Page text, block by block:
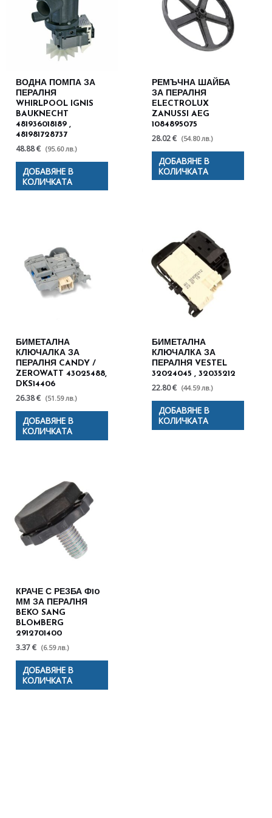
ВОДНА ПОМПА ЗА
ПЕРАЛНЯ
WHIRLPOOL IGNIS
BAUKNECHT
481936018189 ,
481981728737
48.88 € (95.60 лв.)
ДОБАВЯНЕ В
КОЛИЧКАТА
РЕМЪЧНА ШАЙБА
ЗА ПЕРАЛНЯ
ELECTROLUX
ZANUSSI AEG
1084895075
28.02 € (54.80 лв.)
ДОБАВЯНЕ В
КОЛИЧКАТА
БИМЕТАЛНА
КЛЮЧАЛКА ЗА
ПЕРАЛНЯ CANDY /
ZEROWATT 43025488,
DKS14406
26.38 € (51.59 лв.)
ДОБАВЯНЕ В
КОЛИЧКАТА
БИМЕТАЛНА
КЛЮЧАЛКА ЗА
ПЕРАЛНЯ VESTEL
32024045 , 32035212
22.80 € (44.59 лв.)
ДОБАВЯНЕ В
КОЛИЧКАТА
КРАЧЕ С РЕЗБА Ф10
ММ ЗА ПЕРАЛНЯ
BEKO SANG
BLOMBERG
2912701400
3.37 € (6.59 лв.)
ДОБАВЯНЕ В
КОЛИЧКАТА